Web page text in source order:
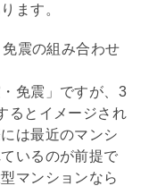
ます。
震の組み合わせ
・ 免震 」ですが、3
るとイメージされ
は最近のマンシ
いるのが前提で
マンションなら